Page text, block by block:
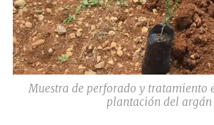
Muestra de perforado y tratamiento
plantación del argán